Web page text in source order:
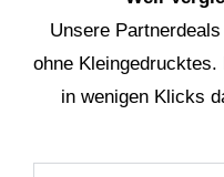
Unsere
ohne
in wenigen Klicks